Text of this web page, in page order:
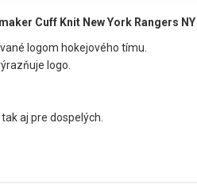
Cuff Knit New York Rangers NY
logom hokejového tímu.
logo.
aj pre dospelých.